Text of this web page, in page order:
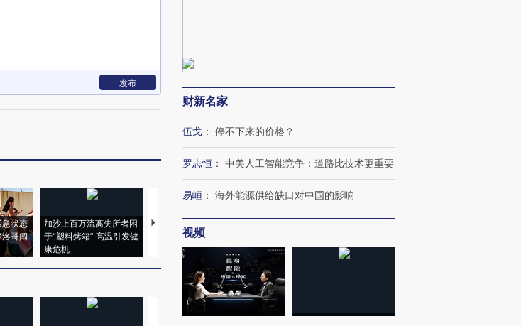
发布
急状态
洛哥闯
加沙上百万流离失所者困
于“塑料烤箱” 高温引发健
康危机
视线｜HYROX的吸金
术：是什么让中产们甘
心“花钱找虐”？
毒品
育部长拱下台
财新名家
伍戈 ： 停不下来的价格？
罗志恒 ： 中美人工智能竞争：道路比技术更重要
易峘 ： 海外能源供给缺口对中国的影响
视频